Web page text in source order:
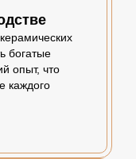
богатые
опыт, что
каждого